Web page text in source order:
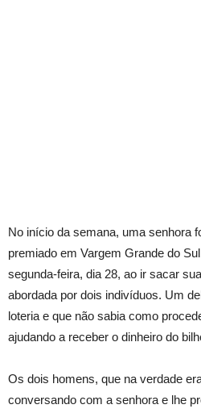
No início da semana, uma senhora
premiado em Vargem Grande do
segunda-feira, dia 28, ao ir sacar
abordada por dois indivíduos. Um
loteria e que não sabia como
ajudando a receber o dinheiro do
Os dois homens, que na verdade
conversando com a senhora e lhe